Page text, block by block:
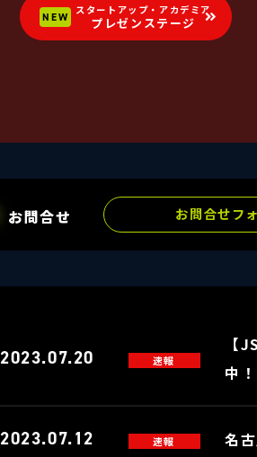
NEW スタートアップ・アカデミア
プレゼンステージ
お問合せ お問合せフ
2023.07.20 速報
【
中！
2023.07.12 速報 名